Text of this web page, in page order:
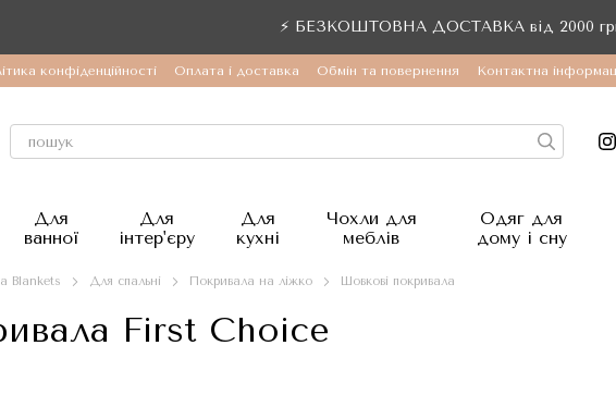
⚡ БЕЗКОШТОВНА ДОСТАВКА від 2000
конфіденційності Оплата і доставка Обмін та повернення Контактна
Для
ванної
Для
інтер'єру
Для
кухні
Чохли для
меблів
Одяг для
дому і сну
Blankets Для спальні Покривала на ліжко Шовкові покривала
First Choice